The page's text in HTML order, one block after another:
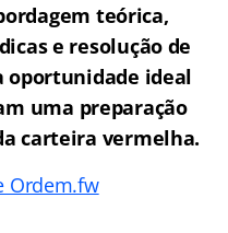
teórica,
e resolução de
oportunidade ideal
uma preparação
carteira vermelha.